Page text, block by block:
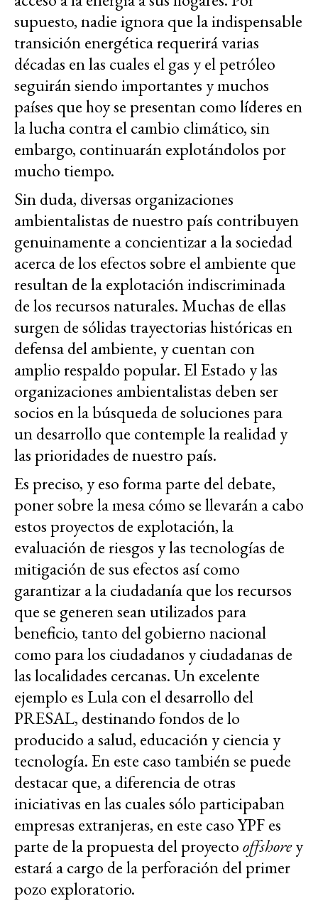
supuesto, nadie ignora que la indispensable
transición energética requerirá varias
décadas en las cuales el gas y el petróleo
seguirán siendo importantes y muchos
países que hoy se presentan como líderes en
la lucha contra el cambio climático, sin
embargo, continuarán explotándolos por
mucho tiempo.
Sin duda, diversas organizaciones
ambientalistas de nuestro país contribuyen
genuinamente a concientizar a la sociedad
acerca de los efectos sobre el ambiente que
resultan de la explotación indiscriminada
de los recursos naturales. Muchas de ellas
surgen de sólidas trayectorias históricas en
defensa del ambiente, y cuentan con
amplio respaldo popular. El Estado y las
organizaciones ambientalistas deben ser
socios en la búsqueda de soluciones para
un desarrollo que contemple la realidad y
las prioridades de nuestro país.
Es preciso, y eso forma parte del debate,
poner sobre la mesa cómo se llevarán a cabo
estos proyectos de explotación, la
evaluación de riesgos y las tecnologías de
mitigación de sus efectos así como
garantizar a la ciudadanía que los recursos
que se generen sean utilizados para
beneficio, tanto del gobierno nacional
como para los ciudadanos y ciudadanas de
las localidades cercanas. Un excelente
ejemplo es Lula con el desarrollo del
PRESAL, destinando fondos de lo
producido a salud, educación y ciencia y
tecnología. En este caso también se puede
destacar que, a diferencia de otras
iniciativas en las cuales sólo participaban
empresas extranjeras, en este caso YPF es
parte de la propuesta del proyectooffshorey
estará a cargo de la perforación del primer
pozo exploratorio.